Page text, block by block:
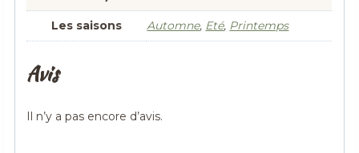
Les saisons Automne, Eté, Printemps
Avis
Il n’y a pas encore d’avis.